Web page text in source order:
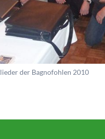
der Bagnofohlen 2010